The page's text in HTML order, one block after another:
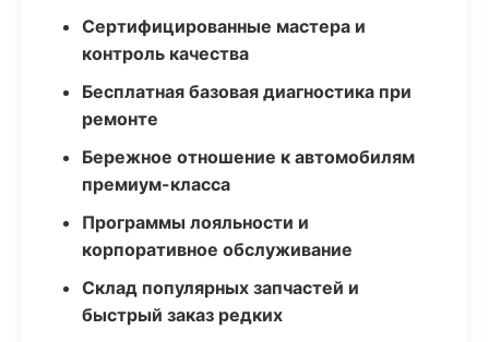
Сертифицированные мастера и
контроль качества
Бесплатная базовая диагностика при
ремонте
Бережное отношение к автомобилям
премиум-класса
Программы лояльности и
корпоративное обслуживание
Склад популярных запчастей и
быстрый заказ редких